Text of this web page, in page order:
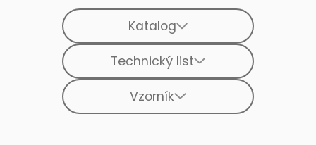
Katalog
Technický list
Vzorník